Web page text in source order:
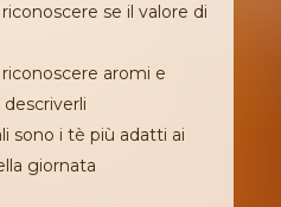
se il valore di
aromi e
sono i tè più adatti ai
giornata